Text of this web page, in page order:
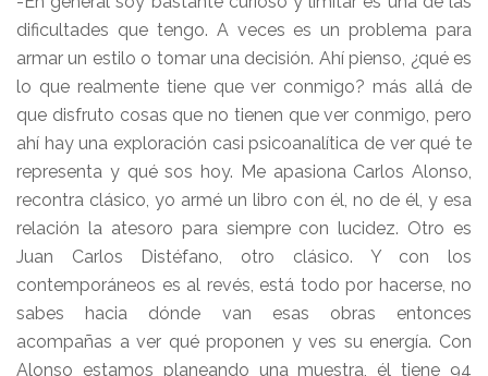
dificultades que tengo. A veces es un problema para
armar un estilo o tomar una decisión. Ahí pienso, ¿qué es
lo que realmente tiene que ver conmigo? más allá de
que disfruto cosas que no tienen que ver conmigo, pero
ahí hay una exploración casi psicoanalítica de ver qué te
representa y qué sos hoy. Me apasiona Carlos Alonso,
recontra clásico, yo armé un libro con él, no de él, y esa
relación la atesoro para siempre con lucidez. Otro es
Juan Carlos Distéfano, otro clásico. Y con los
contemporáneos es al revés, está todo por hacerse, no
sabes hacia dónde van esas obras entonces
acompañas a ver qué proponen y ves su energía. Con
Alonso estamos planeando una muestra, él tiene 94